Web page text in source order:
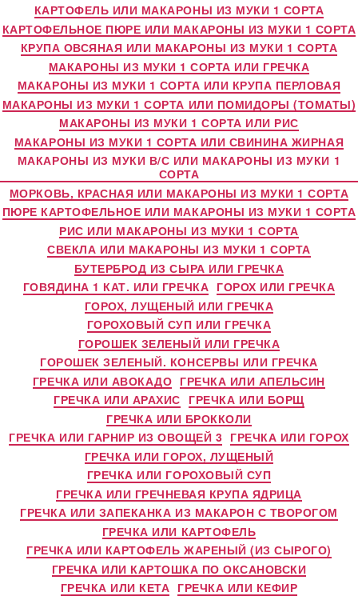
КАРТОФЕЛЬ ИЛИ МАКАРОНЫ ИЗ МУКИ 1 СОРТА
КАРТОФЕЛЬНОЕ ПЮРЕ ИЛИ МАКАРОНЫ ИЗ МУКИ 1 СОРТА
КРУПА ОВСЯНАЯ ИЛИ МАКАРОНЫ ИЗ МУКИ 1 СОРТА
МАКАРОНЫ ИЗ МУКИ 1 СОРТА ИЛИ ГРЕЧКА
МАКАРОНЫ ИЗ МУКИ 1 СОРТА ИЛИ КРУПА ПЕРЛОВАЯ
МАКАРОНЫ ИЗ МУКИ 1 СОРТА ИЛИ ПОМИДОРЫ (ТОМАТЫ)
МАКАРОНЫ ИЗ МУКИ 1 СОРТА ИЛИ РИС
МАКАРОНЫ ИЗ МУКИ 1 СОРТА ИЛИ СВИНИНА ЖИРНАЯ
МАКАРОНЫ ИЗ МУКИ В/С ИЛИ МАКАРОНЫ ИЗ МУКИ 1
СОРТА
МОРКОВЬ, КРАСНАЯ ИЛИ МАКАРОНЫ ИЗ МУКИ 1 СОРТА
ПЮРЕ КАРТОФЕЛЬНОЕ ИЛИ МАКАРОНЫ ИЗ МУКИ 1 СОРТА
РИС ИЛИ МАКАРОНЫ ИЗ МУКИ 1 СОРТА
СВЕКЛА ИЛИ МАКАРОНЫ ИЗ МУКИ 1 СОРТА
БУТЕРБРОД ИЗ СЫРА ИЛИ ГРЕЧКА
ГОВЯДИНА 1 КАТ. ИЛИ ГРЕЧКА ГОРОХ ИЛИ ГРЕЧКА
ГОРОХ, ЛУЩЕНЫЙ ИЛИ ГРЕЧКА
ГОРОХОВЫЙ СУП ИЛИ ГРЕЧКА
ГОРОШЕК ЗЕЛЕНЫЙ ИЛИ ГРЕЧКА
ГОРОШЕК ЗЕЛЕНЫЙ. КОНСЕРВЫ ИЛИ ГРЕЧКА
ГРЕЧКА ИЛИ АВОКАДО ГРЕЧКА ИЛИ АПЕЛЬСИН
ГРЕЧКА ИЛИ АРАХИС ГРЕЧКА ИЛИ БОРЩ
ГРЕЧКА ИЛИ БРОККОЛИ
ГРЕЧКА ИЛИ ГАРНИР ИЗ ОВОЩЕЙ 3 ГРЕЧКА ИЛИ ГОРОХ
ГРЕЧКА ИЛИ ГОРОХ, ЛУЩЕНЫЙ
ГРЕЧКА ИЛИ ГОРОХОВЫЙ СУП
ГРЕЧКА ИЛИ ГРЕЧНЕВАЯ КРУПА ЯДРИЦА
ГРЕЧКА ИЛИ ЗАПЕКАНКА ИЗ МАКАРОН С ТВОРОГОМ
ГРЕЧКА ИЛИ КАРТОФЕЛЬ
ГРЕЧКА ИЛИ КАРТОФЕЛЬ ЖАРЕНЫЙ (ИЗ СЫРОГО)
ГРЕЧКА ИЛИ КАРТОШКА ПО ОКСАНОВСКИ
ГРЕЧКА ИЛИ КЕТА ГРЕЧКА ИЛИ КЕФИР